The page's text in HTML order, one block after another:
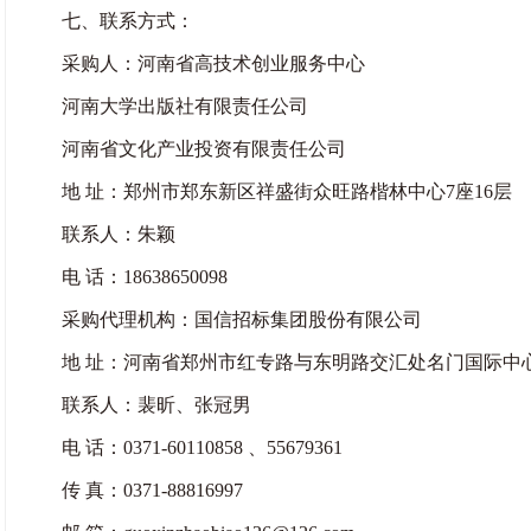
七、联系方式：
采购人：河南省高技术创业服务中心
河南大学出版社有限责任公司
河南省文化产业投资有限责任公司
地 址：郑州市郑东新区祥盛街众旺路楷林中心7座16层
联系人：朱颖
电 话：18638650098
采购代理机构：国信招标集团股份有限公司
地 址：河南省郑州市红专路与东明路交汇处名门国际中
联系人：裴昕、张冠男
电 话：0371-60110858 、55679361
传 真：0371-88816997